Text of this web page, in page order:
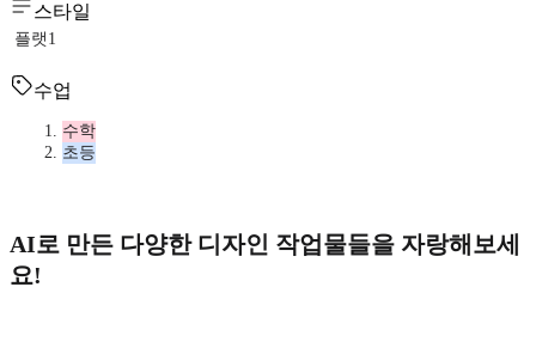
스타일
플랫1
수업
수학
초등
AI로 만든 다양한 디자인 작업물들을 자랑해보세
요!